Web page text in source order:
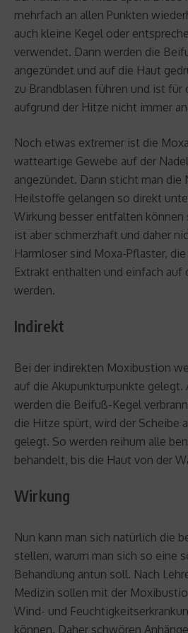
mehrfach an allen Punkten
auch kleine Kegel oder
verwendet. Dann werden die
angezündet und auf die Haut
zu Brandblasen führen und ist für
aufgrund der Hitze nicht immer
Noch etwas extremer ist die
watteartige Gewebe auf der
angezündet. Dann sticht man die
Heilstoffe gelangen so direkt
Wirkung besser entfalten können
ist aber schmerzhaft und daher
Harmloser sind Moxa-Pflaster,
Extrakt enthalten und einfach auf
werden.
Indirekt
Bei der indirekten Moxibustion
auf die Akupunkturpunkte gelegt.
werden die Beifuß-Kegel
die Hitze spürt, wird der Scheibe
gelegt. So werden reihum alle
behandelt, bis die Haut von der
Wirkung
Nun kann man sich natürlich die
stellen, warum man sich so eine
Behandlung antun soll. Nach
Medizin sollen mit der
Wind- und
können. Daher schwören